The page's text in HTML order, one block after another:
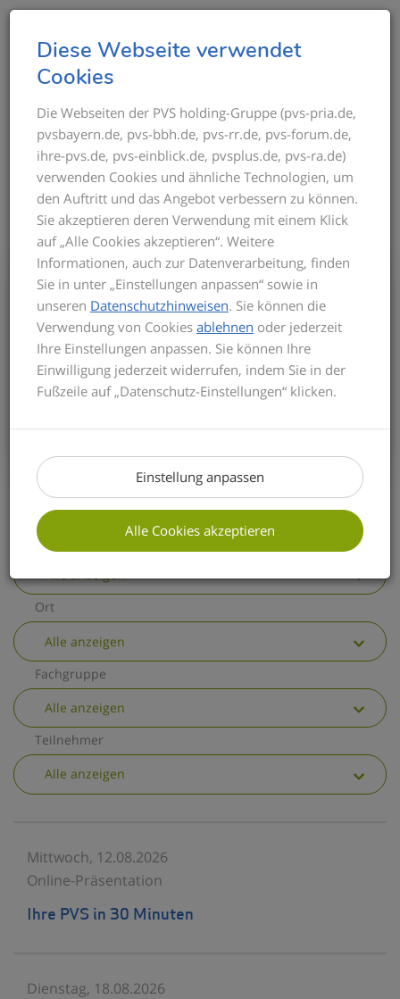
Diese Webseite verwendet
Cookies
Die Webseiten der PVS holding-Gruppe (pvs-pria.de,
pvsbayern.de, pvs-bbh.de, pvs-rr.de, pvs-forum.de,
ihre-pvs.de, pvs-einblick.de, pvsplus.de, pvs-ra.de)
verwenden Cookies und ähnliche Technologien, um
den Auftritt und das Angebot verbessern zu können.
Sie akzeptieren deren Verwendung mit einem Klick
auf „Alle Cookies akzeptieren“. Weitere
Informationen, auch zur Datenverarbeitung, finden
Sie in unter „Einstellungen anpassen“ sowie in
unseren Datenschutzhinweisen. Sie können die
Verwendung von Cookies ablehnen oder jederzeit
Ihre Einstellungen anpassen. Sie können Ihre
Einwilligung jederzeit widerrufen, indem Sie in der
Fußzeile auf „Datenschutz-Einstellungen“ klicken.
Einstellung anpassen
Alle Cookies akzeptieren
THEMEN IM ÜBERBLICK
Bis zum Inkrafttreten der neuen GOÄ gilt
für die Privatabrechnung die aktuelle
GOÄ-Fassung. Auf dieser basieren die
Seminarinhalte. Zu Beginn des Seminars
informieren wir Sie über den derzeitigen
Stand der neuen GOÄ. Zusätzlich
erhalten Sie einen kurzen Überblick über
Thema
Alle anzeigen
Ort
Alle anzeigen
Fachgruppe
Alle anzeigen
Teilnehmer
Alle anzeigen
Mittwoch, 12.08.2026
Online-Präsentation
Ihre PVS in 30 Minuten
Dienstag, 18.08.2026